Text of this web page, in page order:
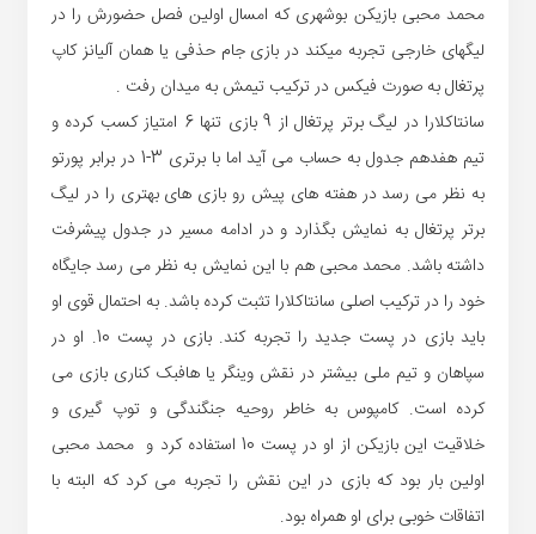
محمد محبی بازیکن بوشهری که امسال اولین فصل حضورش را در
لیگهای خارجی تجربه میکند در بازی جام حذفی یا همان آلیانز کاپ
پرتغال به صورت فیکس در ترکیب تیمش به میدان رفت .
سانتاکلارا در لیگ برتر پرتغال از 9 بازی تنها 6 امتیاز کسب کرده و
تیم هفدهم جدول به حساب می آید اما با برتری 3-1 در برابر پورتو
به نظر می رسد در هفته های پیش رو بازی های بهتری را در لیگ
برتر پرتغال به نمایش بگذارد و در ادامه مسیر در جدول پیشرفت
داشته باشد. محمد محبی هم با این نمایش به نظر می رسد جایگاه
خود را در ترکیب اصلی سانتاکلارا تثبت کرده باشد. به احتمال قوی او
باید بازی در پست جدید را تجربه کند. بازی در پست 10. او در
سپاهان و تیم ملی بیشتر در نقش وینگر یا هافبک کناری بازی می
کرده است. کامپوس به خاطر روحیه جنگندگی و توپ گیری و
خلاقیت این بازیکن از او در پست 10 استفاده کرد و محمد محبی
اولین بار بود که بازی در این نقش را تجربه می کرد که البته با
اتفاقات خوبی برای او همراه بود.